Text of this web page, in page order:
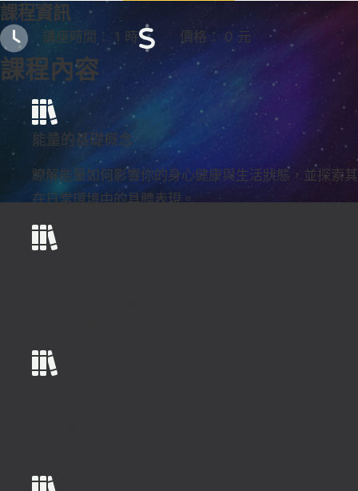
課程資訊
講座時間： 1 時 價格： 0 元
課程內容
能量的基礎概念
瞭解能量如何影響你的身心健康與生活狀態，並探索其
在日常環境中的具體表現。